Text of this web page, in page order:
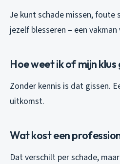
Je kunt schade missen, foute
jezelf blesseren – een
Hoe weet ik of mijn klus
Zonder kennis is dat gissen.
uitkomst.
Wat kost een
Dat verschilt per schade,